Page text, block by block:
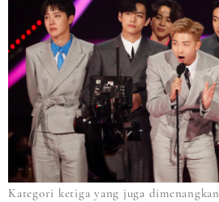
Kategori ketiga yang juga